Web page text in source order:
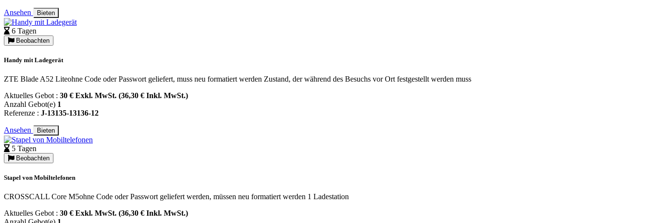
Ansehen Bieten
6 Tagen
Beobachten
Handy mit Ladegerät
ZTE Blade A52 Liteohne Code oder Passwort geliefert, muss neu formatiert werden Zustand, der während des Besuchs vor Ort festgestellt werden muss
Aktuelles Gebot : 30 € Exkl. MwSt. (36,30 € Inkl. MwSt.)
Anzahl Gebot(e) 1
Referenze : J-13135-13136-12
Ansehen Bieten
5 Tagen
Beobachten
Stapel von Mobiltelefonen
CROSSCALL Core M5ohne Code oder Passwort geliefert werden, müssen neu formatiert werden 1 Ladestation
Aktuelles Gebot : 30 € Exkl. MwSt. (36,30 € Inkl. MwSt.)